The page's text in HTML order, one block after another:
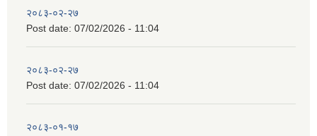
२०८३-०२-२७
Post date: 07/02/2026 - 11:04
२०८३-०२-२७
Post date: 07/02/2026 - 11:04
२०८३-०१-१७